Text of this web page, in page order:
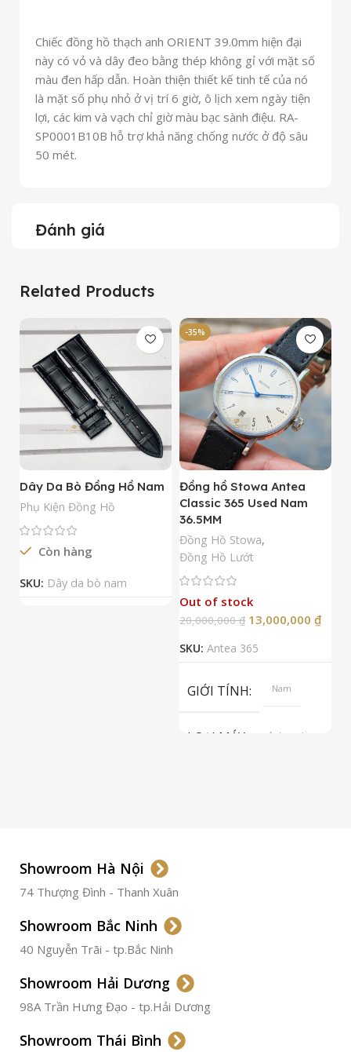
Chiếc đồng hồ thạch anh ORIENT 39.0mm hiện đại
này có vỏ và dây đeo bằng thép không gỉ với mặt số
màu đen hấp dẫn. Hoàn thiện thiết kế tinh tế của nó
là mặt số phụ nhỏ ở vị trí 6 giờ, ô lịch xem ngày tiện
lợi, các kim và vạch chỉ giờ màu bạc sành điệu. RA-
SP0001B10B hỗ trợ khả năng chống nước ở độ sâu
50 mét.
Đánh giá
Related Products
Dây Da Bò Đồng Hồ Nam
Phụ Kiện Đồng Hồ
Còn hàng
SKU: Dây da bò nam
-35%
Đồng hồ Stowa Antea
Classic 365 Used Nam
36.5MM
Đồng Hồ Stowa,
Đồng Hồ Lướt
Out of stock
20,000,000₫ 13,000,000 ₫
SKU: Antea 365
GIỚI TÍNH Nam
LOẠI MÁY
Automatic
CHỐNG NƯỚC
Showroom Hà Nội
74 Thượng Đình - Thanh Xuân
Showroom Bắc Ninh
40 Nguyễn Trãi - tp.Bắc Ninh
Showroom Hải Dương
98A Trần Hưng Đạo - tp.Hải Dương
Showroom Thái Bình